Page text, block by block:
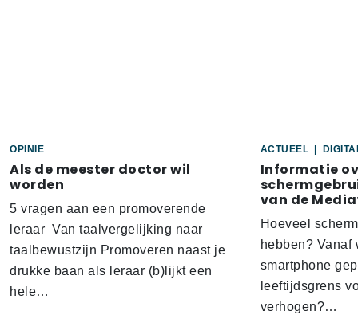
OPINIE
Als de meester doctor wil
worden
5 vragen aan een promoverende
leraar Van taalvergelijking naar
taalbewustzijn Promoveren naast je
drukke baan als leraar (b)lijkt een
hele…
ACTUEEL
Informatie
van de
Hoeveel
hebben?
smartphone
leeftijdsgrens
verhogen?…